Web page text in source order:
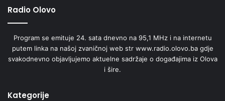
Radio Olovo
Program se emituje 24. sata dnevno na 95,1 MHz i na internetu
putem linka na našoj zvaničnoj web str www.radio.olovo.ba gdje
svakodnevno objavljujemo aktuelne sadržaje o događajima iz Olova
i šire.
Kategorije